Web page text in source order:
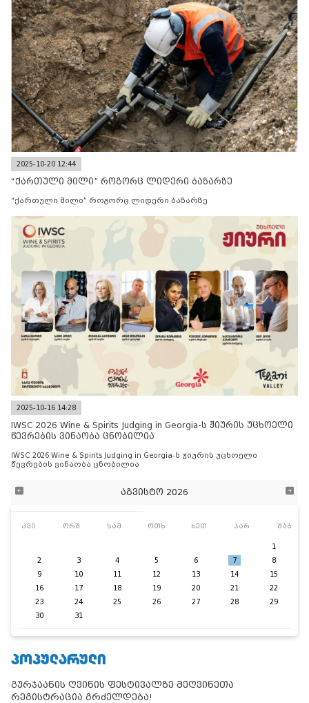
2025-10-20 12:44
“ქართული მილი” როგორც ლიდერი ბაზარზე
“ქართული მილი” როგორც ლიდერი ბაზარზე
2025-10-16 14:28
IWSC 2026 Wine & Spirits Judging in Georgia-ს ჟიურის უცხოელი
წევრების ვინაობა ცნობილია
IWSC 2026 Wine & Spirits Judging in Georgia-ს ჟიურის უცხოელი
წევრების ვინაობა ცნობილია
აგვისტო 2026
კვი ორშ სამ ოთხ ხუთ პარ შაბ
1
2
3 4 5 6 7
8
9
10 11 12 13 14
15
16
17 18 19 20 21
22
23
24 25 26 27 28
29
30
31
ᲞᲝᲞᲣᲚᲐᲠᲣᲚᲘ
გურჯაანის ღვინის ფესტივალზე მეღვინეთა
რეგისტრაცია გრძელდება!